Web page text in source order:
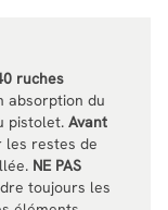
ruches
absorption du
pistolet. Avant
les restes de
NE PAS
toujours les